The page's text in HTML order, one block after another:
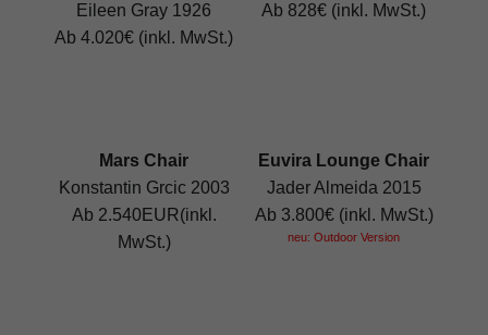
Eileen Gray 1926
Ab 4.020€ (inkl. MwSt.)
Ab 828€ (inkl. MwSt.)
Mars Chair
Konstantin Grcic 2003
Ab 2.540EUR(inkl.
MwSt.)
Euvira Lounge Chair
Jader Almeida 2015
Ab 3.800€ (inkl. MwSt.)
neu: Outdoor Version